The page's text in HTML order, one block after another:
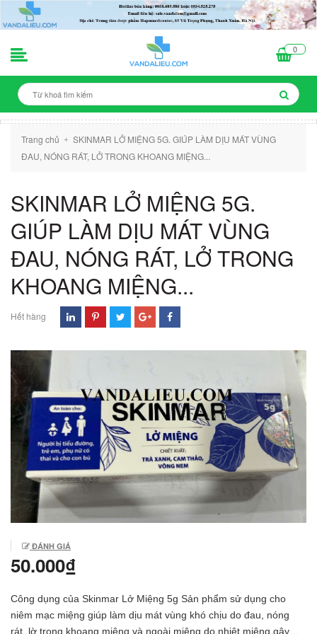
0
Trang chủ + SKINMAR LỞ MIỆNG 5G. GIÚP LÀM DỊU MÁT VÙNG
ĐAU, NÓNG RÁT, LỞ TRONG KHOANG MIỆNG...
SKINMAR LỞ MIỆNG 5G.
GIÚP LÀM DỊU MÁT VÙNG
ĐAU, NÓNG RÁT, LỞ TRONG
KHOANG MIỆNG...
Hết hàng
ĐÁNH GIÁ
50.000₫
Công dụng của Skinmar Lở Miệng 5g Sản phẩm sử dụng cho
niêm mạc miệng giúp làm dịu mát vùng khó chịu do đau, nóng
rát, lờ trong khoang miệng và ngoài miệng do nhiệt miệng gây